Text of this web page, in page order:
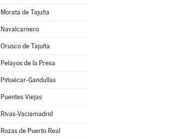
Morata de Tajuña
Navalcarnero
Orusco de Tajuña
Pelayos de la Presa
Piñuécar-Gandullas
Puentes Viejas
Rivas-Vaciamadrid
Rozas de Puerto Real